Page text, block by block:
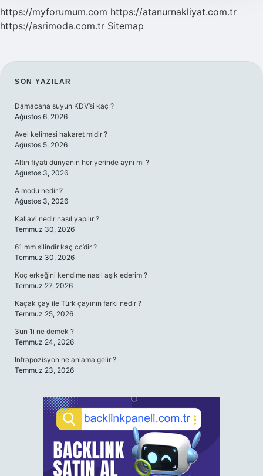
https://myforumum.com https://atanurnakliyat.com.tr
https://asrimoda.com.tr Sitemap
SIDEBAR
SON YAZILAR
Damacana suyun KDV’si kaç ?
Ağustos 6, 2026
Avel kelimesi hakaret midir ?
Ağustos 5, 2026
Altın fiyatı dünyanın her yerinde aynı mı ?
Ağustos 3, 2026
A modu nedir ?
Ağustos 3, 2026
Kallavi nedir nasıl yapılır ?
Temmuz 30, 2026
61 mm silindir kaç cc’dir ?
Temmuz 30, 2026
Koç erkeğini kendime nasıl aşık ederim ?
Temmuz 27, 2026
Kaçak çay ile Türk çayının farkı nedir ?
Temmuz 25, 2026
3un 1i ne demek ?
Temmuz 24, 2026
Infrapozisyon ne anlama gelir ?
Temmuz 23, 2026